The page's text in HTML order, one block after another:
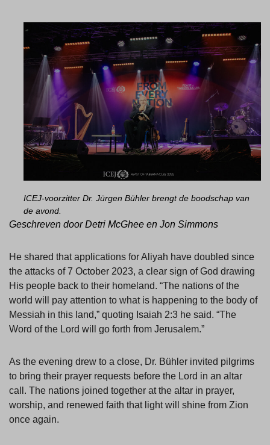
ICEJ-voorzitter Dr. Jürgen Bühler brengt de boodschap van
de avond.
Geschreven door Detri McGhee en Jon Simmons
He shared that applications for Aliyah have doubled since
the attacks of 7 October 2023, a clear sign of God drawing
His people back to their homeland. “The nations of the
world will pay attention to what is happening to the body of
Messiah in this land,” quoting Isaiah 2:3 he said. “The
Word of the Lord will go forth from Jerusalem.”
As the evening drew to a close, Dr. Bühler invited pilgrims
to bring their prayer requests before the Lord in an altar
call. The nations joined together at the altar in prayer,
worship, and renewed faith that light will shine from Zion
once again.